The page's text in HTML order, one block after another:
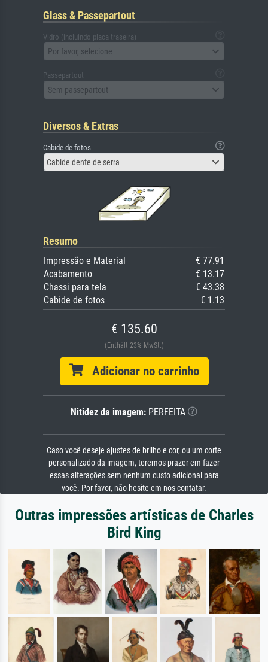
Glass & Passepartout
Vidro (incluindo placa traseira)
Por favor, selecione
Passepartout
Sem passepartout
Diversos & Extras
Cabide de fotos
Cabide dente de serra
Resumo
Impressão e Material
€ 77.91
Acabamento
€ 13.17
Chassi para tela
€ 43.38
Cabide de fotos
€ 1.13
€ 135.60
(Enthält 23% MwSt.)
Adicionar no carrinho
Nitidez da imagem: PERFEITA
Caso você deseje ajustes de brilho e cor, ou um corte
personalizado da imagem, teremos prazer em fazer
essas alterações sem nenhum custo adicional para
você. Por favor, não hesite em nos contatar.
Outras impressões artísticas de Charles
Bird King